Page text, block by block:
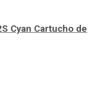
Cyan Cartucho de